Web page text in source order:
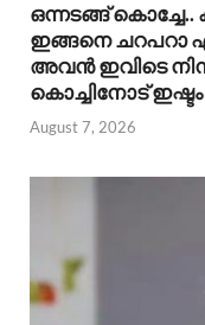
ഒന്നടങ്ങ്
ഇങ്ങനെ ചറപറാ
അവൻ ഇവിടെ
കൊച്ചിനോട്
August 7, 2026